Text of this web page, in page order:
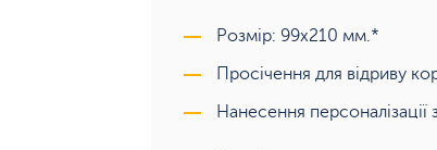
Розмір: 99х210 мм.*
Просічення для відриву
Нанесення